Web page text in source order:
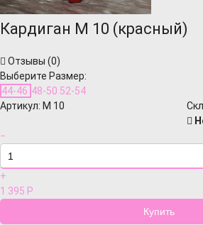
Кардиган М 10 (красный)
Отзывы (0)
Выберите Размер:
44-46 48-50 52-54
Артикул: М 10
−
+
1 395 Р